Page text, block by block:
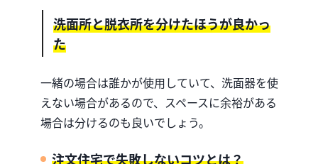
洗面所と脱衣所を分けたほうが良かっ
た
一緒の場合は誰かが使用していて、洗面器を使
えない場合があるので、スペースに余裕がある
場合は分けるのも良いでしょう。
注文住宅で失敗しないコツとは？